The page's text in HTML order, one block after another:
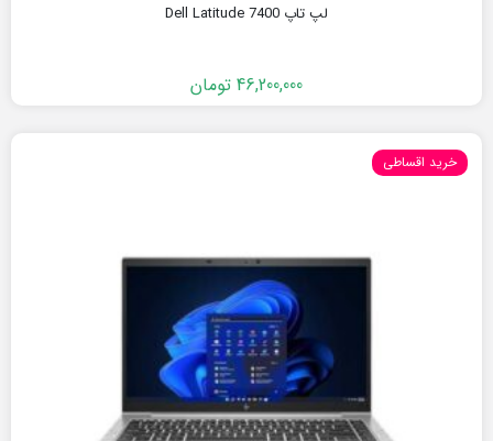
لپ تاپ Dell Latitude 7400
46,200,000 تومان
خرید اقساطی